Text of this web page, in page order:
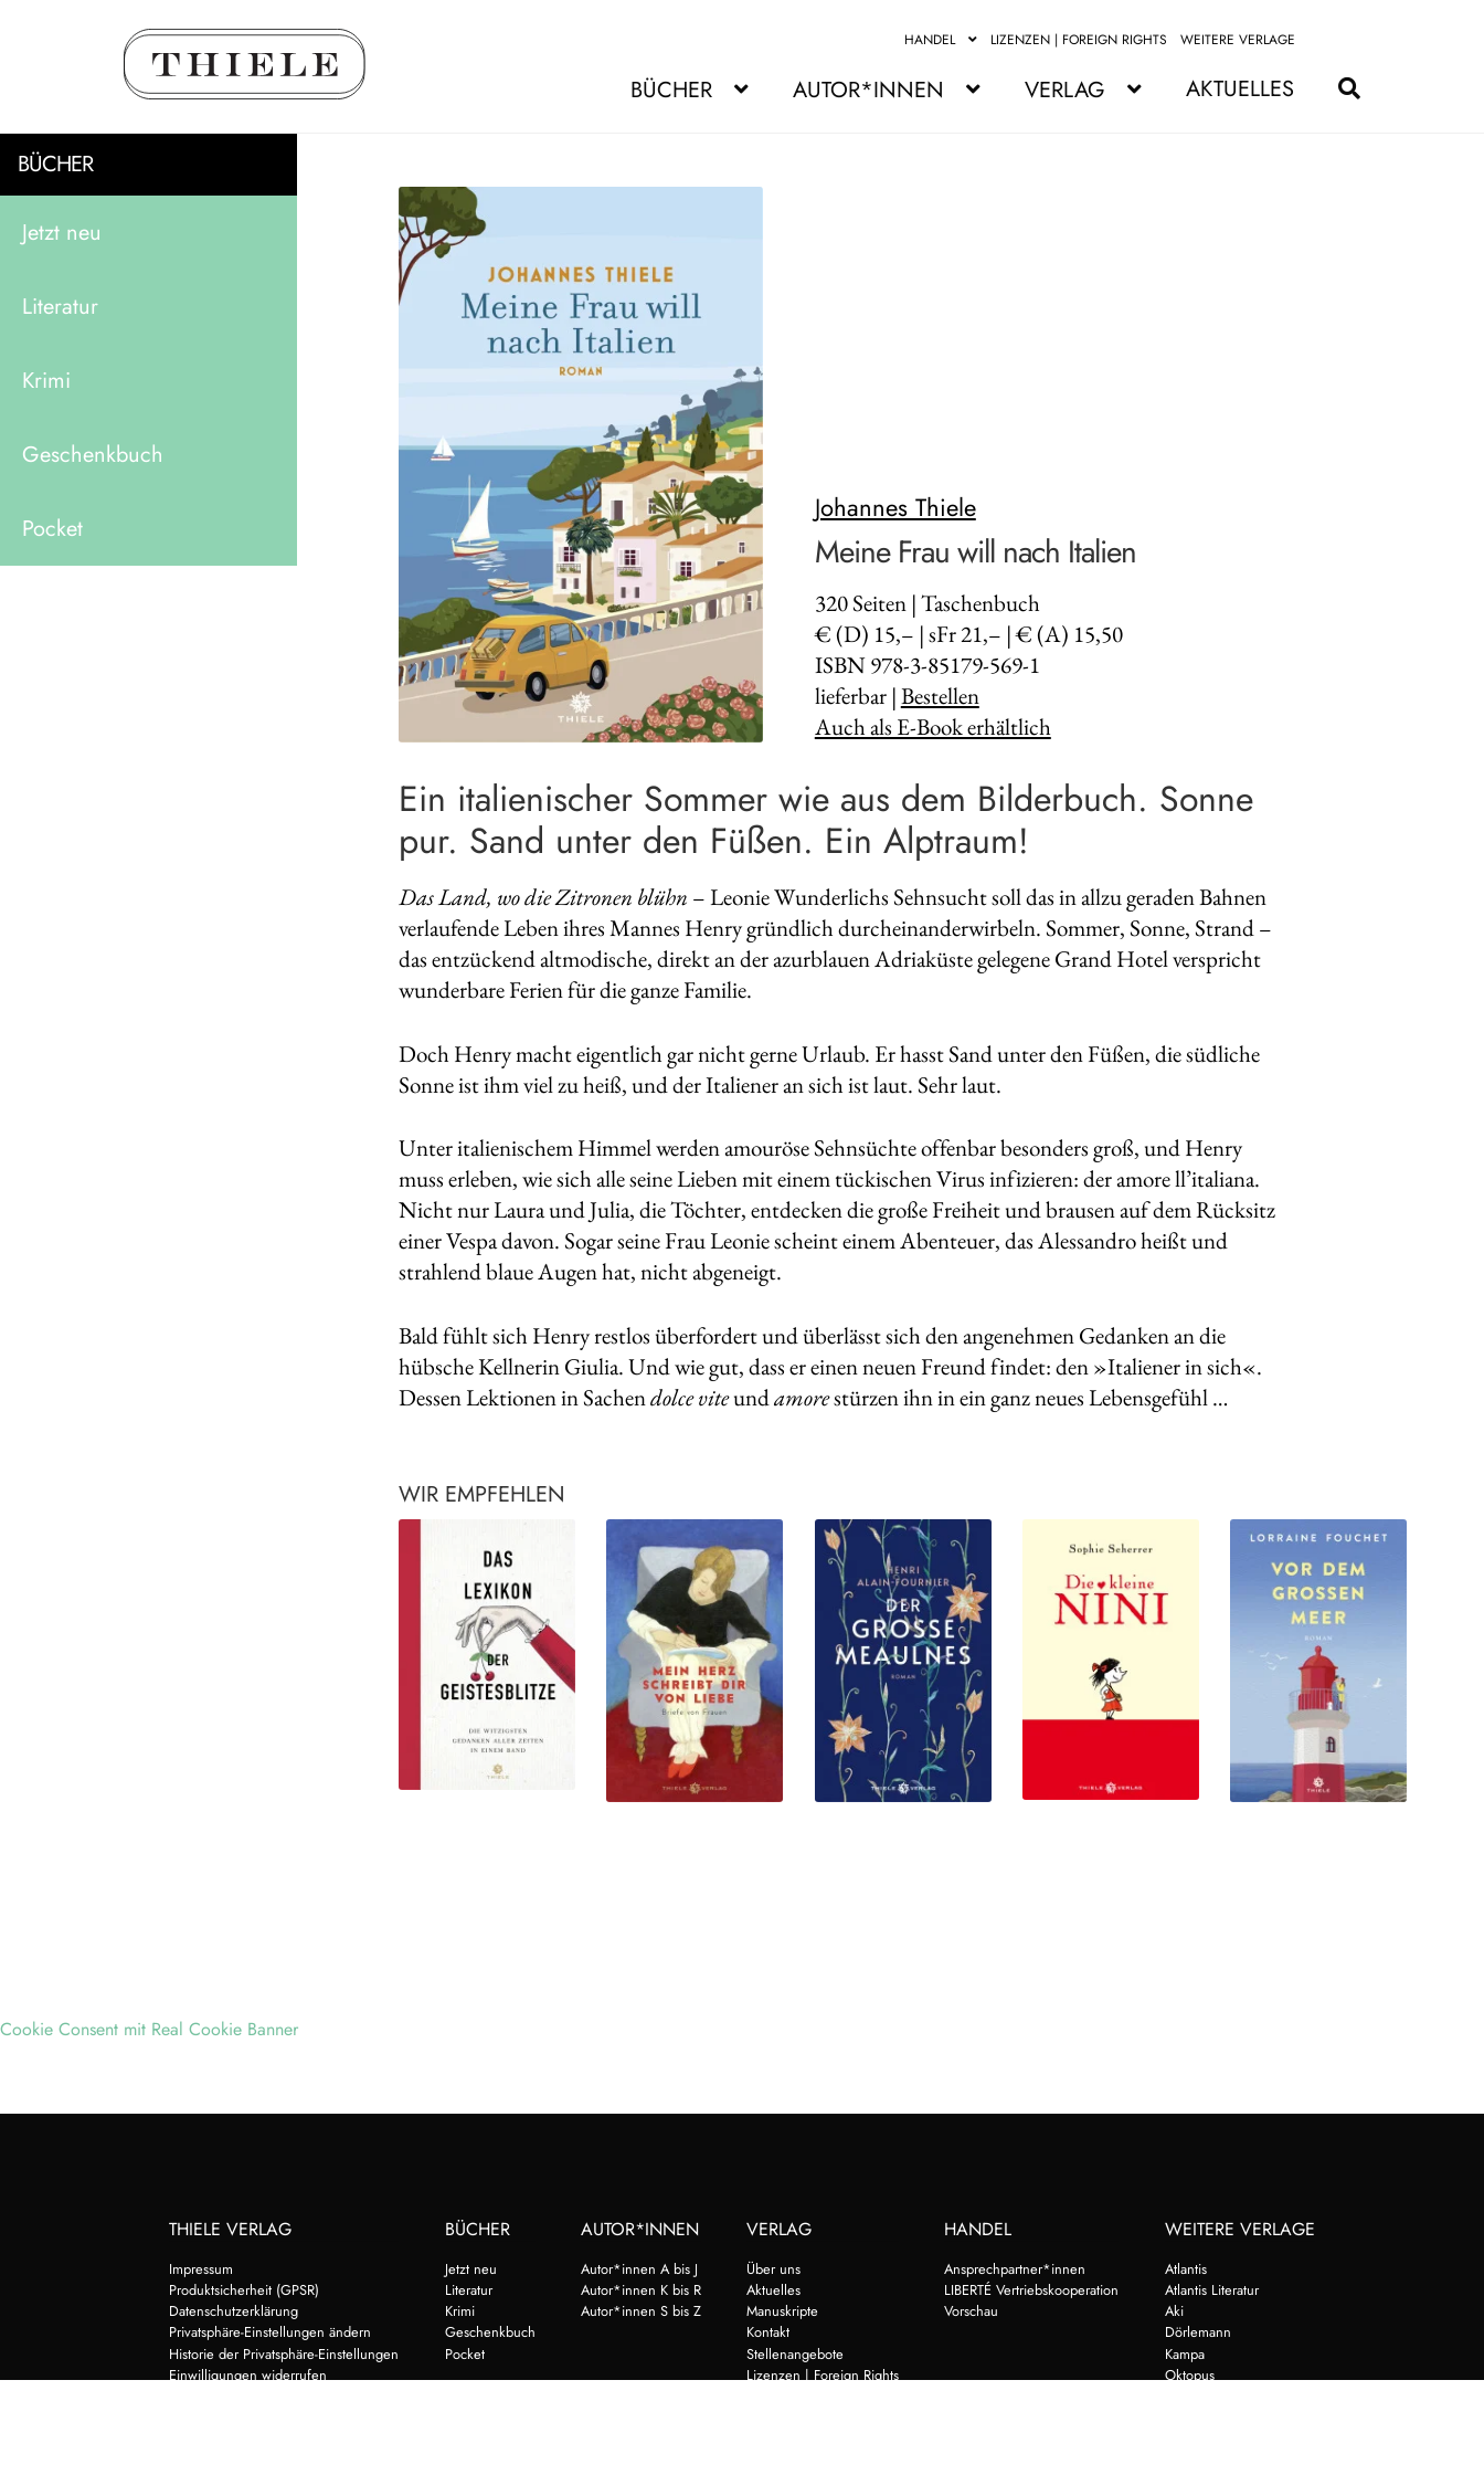
HANDEL LIZENZEN | FOREIGN RIGHTS WEITERE VERLAGE
springen
springen
BÜCHER AUTOR*INNEN VERLAG AKTUELLES
BÜCHER
Jetzt neu
Literatur
Krimi
Geschenkbuch
Pocket
Johannes Thiele
Meine Frau will nach Italien
320Seiten | Taschenbuch
€ (D) 15,– | sFr 21,– | € (A) 15,50
ISBN 978-3-85179-569-1
lieferbar |Bestellen
Auch als E-Book erhältlich
Ein italienischer Sommer wie aus dem Bilderbuch. Sonne
pur. Sand unter den Füßen. Ein Alptraum!
Das Land, wo die Zitronen blühn – Leonie Wunderlichs Sehnsucht soll das in allzu geraden Bahnen
verlaufende Leben ihres Mannes Henry gründlich durcheinanderwirbeln. Sommer, Sonne, Strand –
das entzückend altmodische, direkt an der azurblauen Adriaküste gelegene Grand Hotel verspricht
wunderbare Ferien für die ganze Familie.
Doch Henry macht eigentlich gar nicht gerne Urlaub. Er hasst Sand unter den Füßen, die südliche
Sonne ist ihm viel zu heiß, und der Italiener an sich ist laut. Sehr laut.
Unter italienischem Himmel werden amouröse Sehnsüchte offenbar besonders groß, und Henry
muss erleben, wie sich alle seine Lieben mit einem tückischen Virus infizieren: der amore ll’italiana.
Nicht nur Laura und Julia, die Töchter, entdecken die große Freiheit und brausen auf dem Rücksitz
einer Vespa davon. Sogar seine Frau Leonie scheint einem Abenteuer, das Alessandro heißt und
strahlend blaue Augen hat, nicht abgeneigt.
Bald fühlt sich Henry restlos überfordert und überlässt sich den angenehmen Gedanken an die
hübsche Kellnerin Giulia. Und wie gut, dass er einen neuen Freund findet: den »Italiener in sich«.
Dessen Lektionen in Sachendolce viteundamorestürzen ihn in ein ganz neues Lebensgefühl …
WIR EMPFEHLEN
THIELE VERLAG
Impressum
Produktsicherheit (GPSR)
Datenschutzerklärung
Privatsphäre-Einstellungen ändern
Historie der Privatsphäre-Einstellungen
Einwilligungen widerrufen
BÜCHER
Jetzt neu
Literatur
Krimi
Geschenkbuch
Pocket
AUTOR*INNEN
Autor*innen A bis J
Autor*innen K bis R
Autor*innen S bis Z
VERLAG
Über uns
Aktuelles
Manuskripte
Kontakt
Stellenangebote
Lizenzen | Foreign Rights
HANDEL
Ansprechpartner*innen
LIBERTÉ Vertriebskooperation
Vorschau
WEITERE VERLAGE
Atlantis
Atlantis Literatur
Aki
Dörlemann
Kampa
Oktopus
Cookie Consent mit Real Cookie Banner